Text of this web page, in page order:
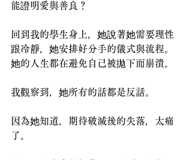
能證明愛與善良？
回到我的學生身上，她說著她需要理性
跟冷靜，她安排好分手的儀式與流程。
她的人生都在避免自己被拋下而崩潰。
我觀察到，她所有的話都是反話。
因為她知道，期待破滅後的失落，太痛
了。